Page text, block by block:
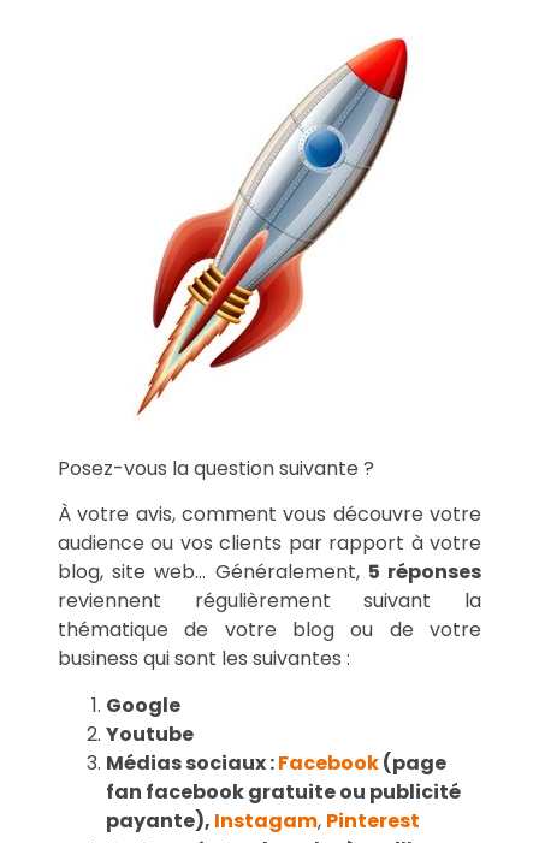
Posez-vous la question suivante ?
À votre avis, comment vous découvre votre
audience ou vos clients par rapport à votre
blog, site web… Généralement, 5 réponses
reviennent régulièrement suivant la
thématique de votre blog ou de votre
business qui sont les suivantes :
Google
Youtube
Médias sociaux :Facebook(page
fan facebook gratuite ou publicité
payante), Instagam, Pinterest